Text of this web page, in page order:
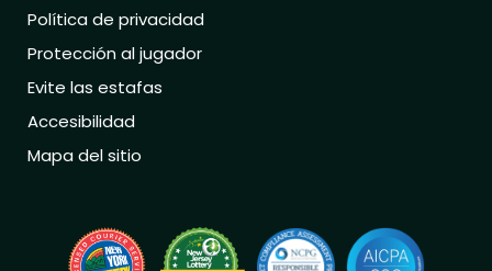
Política de privacidad
Protección al jugador
Evite las estafas
Accesibilidad
Mapa del sitio